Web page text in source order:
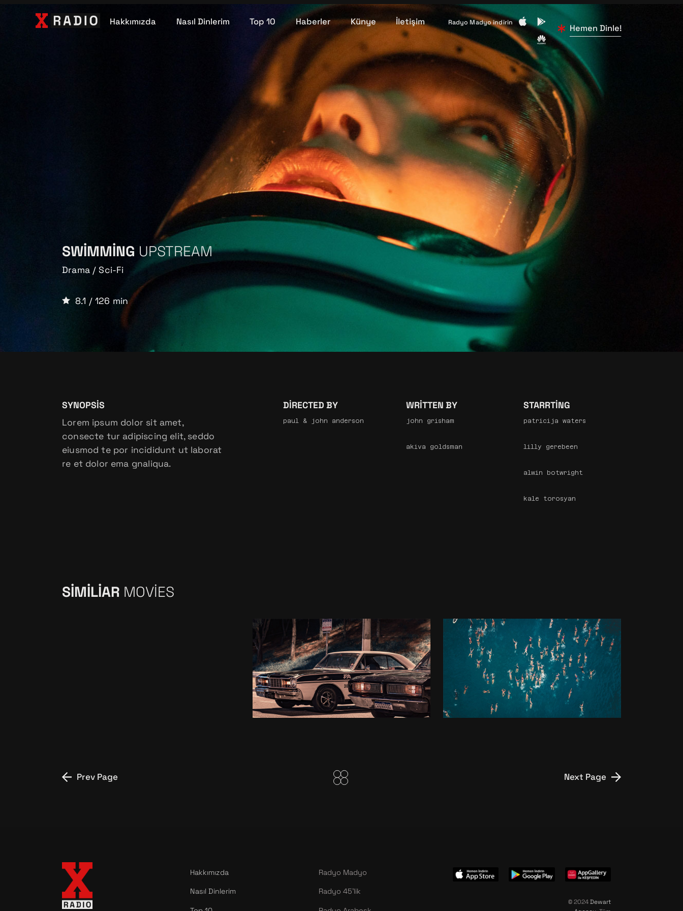
Hakkımızda Nasıl Dinlerim Top 10 Haberler Künye İletişim Radyo Madyo indirin
Hemen Dinle!
SWIMMING UPSTREAM
Drama / Sci-Fi
8.1 / 126 min
SYNOPSIS
Lorem ipsum dolor sit amet,
consecte tur adipiscing elit, seddo
eiusmod te por incididunt ut laborat
re et dolor ema gnaliqua.
DIRECTED BY
paul & john anderson
WRITTEN BY
john grisham
akiva goldsman
STARRTING
patricija waters
lilly gerebeen
alwin botwright
kale torosyan
SIMILIAR MOVIES
ON THE ROAD OLD GOLD
Prev Page Next Page
Hakkımızda
Nasıl Dinlerim
Radyo Madyo
Radyo 45’lik
© 2024 Dewart